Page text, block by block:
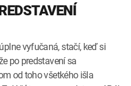
vyfučaná, stačí, keď si
po predstavení sa
od toho všetkého išla